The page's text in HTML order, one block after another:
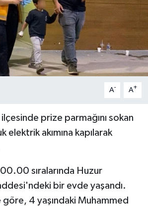
A- A+
prize parmağını sokan
elektrik akımına kapılarak
sıralarında Huzur
bir evde yaşandı.
göre, 4 yaşındaki Muhammed